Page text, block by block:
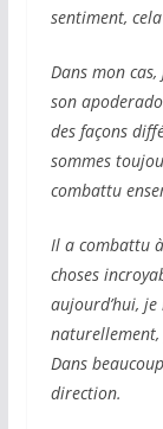
sentiment,
Dans mon
son
des façons
sommes
combattu
Il a combattu
choses
aujourd’hui,
Dans
direction.